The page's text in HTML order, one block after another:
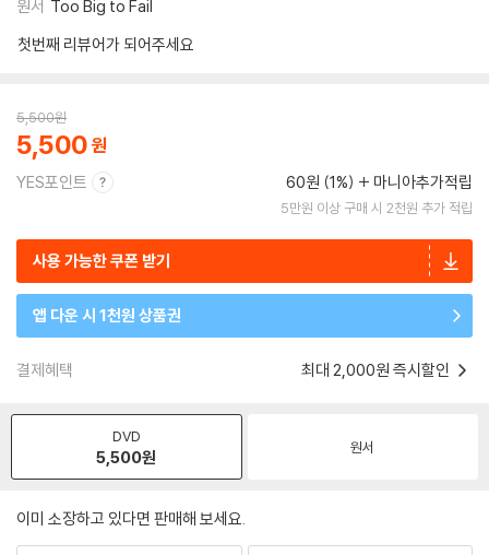
원서 Too Big to Fail
첫번째 리뷰어가 되어주세요
5,500원
5,500
YES포인트 60원 (1%) 마니아추가적립
5만원 이상 구매 시 2천원 추가 적립
사용 가능한 쿠폰 받기
앱 다운 시 1천원 상품권
결제혜택 최대 2,000원 즉시할인
DVD
5,500원 원서
이미 소장하고 있다면 판매해 보세요.